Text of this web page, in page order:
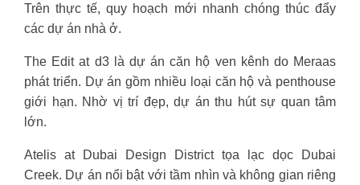
Trên thực tế, quy hoạch mới nhanh chóng thúc đẩy
các dự án nhà ở.
The Edit at d3 là dự án căn hộ ven kênh do Meraas
phát triển. Dự án gồm nhiều loại căn hộ và penthouse
giới hạn. Nhờ vị trí đẹp, dự án thu hút sự quan tâm
lớn.
Atelis at Dubai Design District tọa lạc dọc Dubai
Creek. Dự án nổi bật với tầm nhìn và không gian riêng